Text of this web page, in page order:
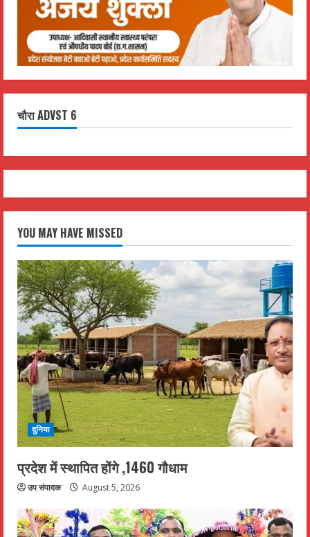
चौरा ADVST 6
YOU MAY HAVE MISSED
दुनिया
प्रदेश में स्थापित होंगे ,1460 गौधाम
उप संपादक August 5, 2026